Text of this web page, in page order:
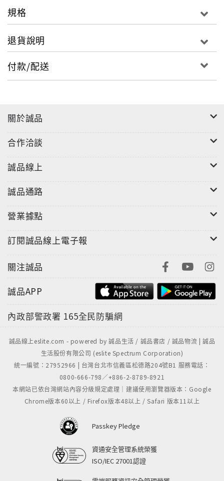
規格
退貨說明
付款/配送
關於誠品
合作洽談
誠品線上
誠品通路
營業據點
訂閱誠品線上電子報
關注誠品
誠品APP
內政部警政署 165全民防騙網
誠品線上eslite.com - powered by 誠品生活 / 誠品書店 / 誠品物流 | 誠品
生活股份有限公司 (eslite Spectrum Corporation)
統一編號：27952966 | 台灣台北市信義區松德路204號B1 服務電話：
0800-666-798／+886-2-8789-8921
本網站已依台灣網站內容分級規定處理｜建議使用瀏覽器版本：Google
Chrome版本60以上 / Firefox版本48以上 / Safari 版本11以上
Passkey Pledge
資通安全管理系統榮獲
ISO/IEC 27001認證